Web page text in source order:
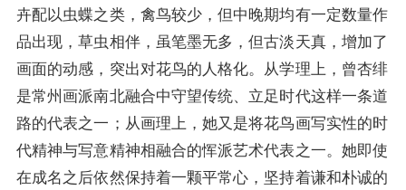
卉配以虫蝶之类，禽鸟较少，但中晚期均有一定数量作
品出现，草虫相伴，虽笔墨无多，但古淡天真，增加了
画面的动感，突出对花鸟的人格化。从学理上，曾杏绯
是常州画派南北融合中守望传统、立足时代这样一条道
路的代表之一；从画理上，她又是将花鸟画写实性的时
代精神与写意精神相融合的恽派艺术代表之一。她即使
在成名之后依然保持着一颗平常心，坚持着谦和朴诚的